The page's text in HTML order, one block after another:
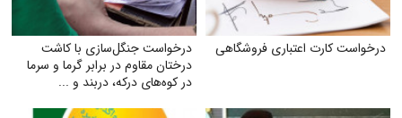
درخواست کارت اعتباری فروشگاهی
درخواست جنگل‌سازی با کاشت
درختان مقاوم در برابر گرما و سرما
در کوه‌های درکه، دربند و ...